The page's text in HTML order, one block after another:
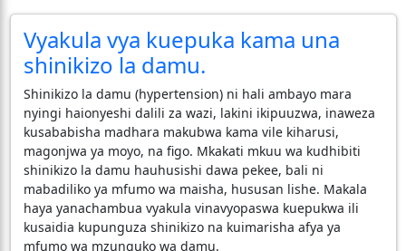
Vyakula vya kuepuka kama una
shinikizo la damu.
Shinikizo la damu (hypertension) ni hali ambayo mara
nyingi haionyeshi dalili za wazi, lakini ikipuuzwa, inaweza
kusababisha madhara makubwa kama vile kiharusi,
magonjwa ya moyo, na figo. Mkakati mkuu wa kudhibiti
shinikizo la damu hauhusishi dawa pekee, bali ni
mabadiliko ya mfumo wa maisha, hususan lishe. Makala
haya yanachambua vyakula vinavyopaswa kuepukwa ili
kusaidia kupunguza shinikizo na kuimarisha afya ya
mfumo wa mzunguko wa damu.